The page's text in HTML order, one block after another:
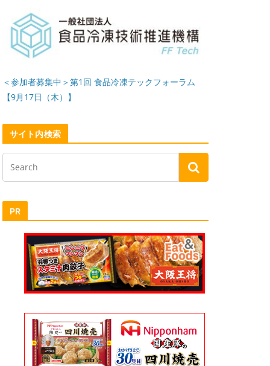
＜参加者募集中＞第1回 食品冷凍テックフォーラム
【9月17日（木）】
サイト内検索
PR